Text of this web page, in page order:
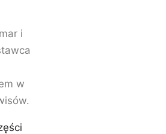
i
w